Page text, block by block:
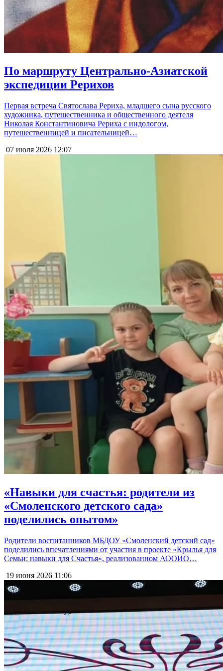
По маршруту Центрально-Азиатской
экспедиции Рерихов
Первая встреча Святослава Рериха, младшего сына русского
художника, путешественника и общественного деятеля
Николая Константиновича Рериха с индологом,
путешественницей и писательницей…
07 июля 2026 12:07
«Навыки для счастья: родители из
«Смоленского детского сада»
поделились опытом»
Родители воспитанников МБДОУ «Смоленский детский сад»
поделились впечатлениями от участия в проекте «Крылья для
Семьи: навыки для Счастья», реализованном АООИО…
19 июня 2026 11:06